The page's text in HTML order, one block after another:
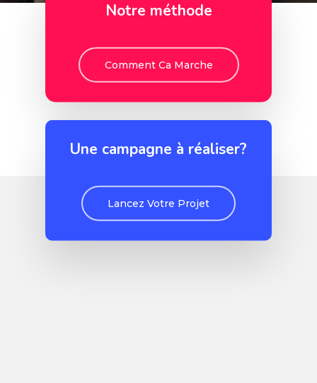
Notre méthode
Comment Ca Marche
Une campagne à réaliser?
Lancez Votre Projet